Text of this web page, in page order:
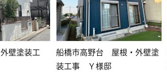
壁塗装工
船橋市高野台 屋根・外壁塗
装工事 Ｙ様邸